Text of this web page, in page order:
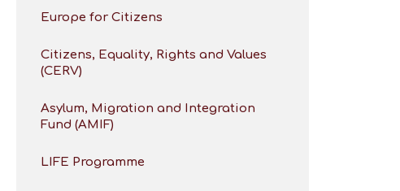
Europe for Citizens
Citizens, Equality, Rights and Values
(CERV)
Asylum, Migration and Integration
Fund (AMIF)
LIFE Programme